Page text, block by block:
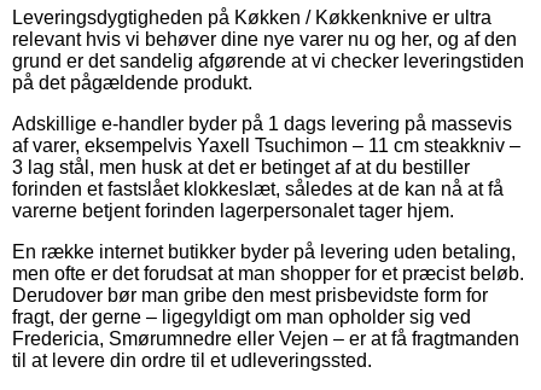
Leveringsdygtigheden på Køkken / Køkkenknive er ultra
relevant hvis vi behøver dine nye varer nu og her, og af den
grund er det sandelig afgørende at vi checker leveringstiden
på det pågældende produkt.
Adskillige e-handler byder på 1 dags levering på massevis
af varer, eksempelvis Yaxell Tsuchimon – 11 cm steakkniv –
3 lag stål, men husk at det er betinget af at du bestiller
forinden et fastslået klokkeslæt, således at de kan nå at få
varerne betjent forinden lagerpersonalet tager hjem.
En række internet butikker byder på levering uden betaling,
men ofte er det forudsat at man shopper for et præcist beløb.
Derudover bør man gribe den mest prisbevidste form for
fragt, der gerne – ligegyldigt om man opholder sig ved
Fredericia, Smørumnedre eller Vejen – er at få fragtmanden
til at levere din ordre til et udleveringssted.